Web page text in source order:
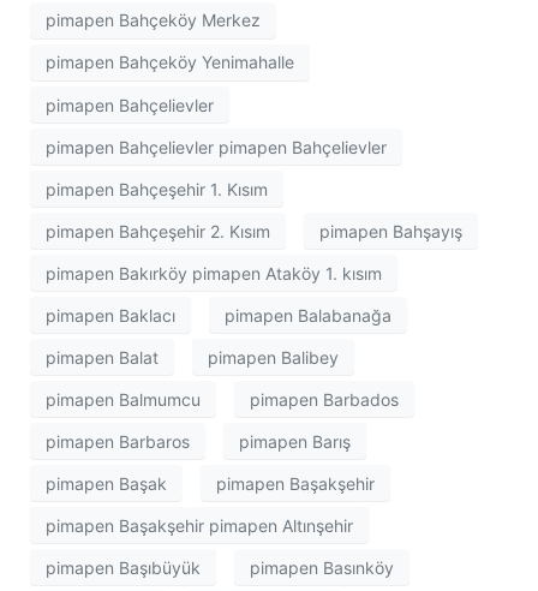
pimapen Bahçeköy Merkez
pimapen Bahçeköy Yenimahalle
pimapen Bahçelievler
pimapen Bahçelievler pimapen Bahçelievler
pimapen Bahçeşehir 1. Kısım
pimapen Bahçeşehir 2. Kısım pimapen Bahşayış
pimapen Bakırköy pimapen Ataköy 1. kısım
pimapen Baklacı pimapen Balabanağa
pimapen Balat pimapen Balibey
pimapen Balmumcu pimapen Barbados
pimapen Barbaros pimapen Barış
pimapen Başak pimapen Başakşehir
pimapen Başakşehir pimapen Altınşehir
pimapen Başıbüyük pimapen Basınköy